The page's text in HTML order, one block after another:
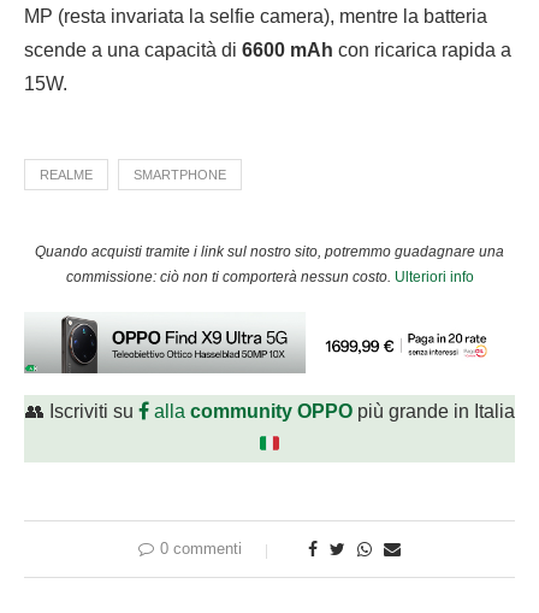
MP (resta invariata la selfie camera), mentre la batteria
scende a una capacità di 6600 mAh con ricarica rapida a
15W.
REALME SMARTPHONE
Quando acquisti tramite i link sul nostro sito, potremmo guadagnare una
commissione: ciò non ti comporterà nessun costo. Ulteriori info
👥 Iscriviti su alla community OPPOpiù grande in Italia
0 commenti